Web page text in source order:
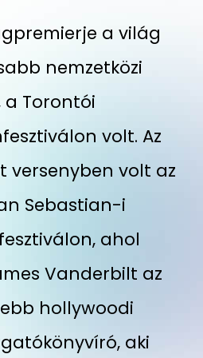
a világ
nemzetközi
Torontói
volt. Az
versenyben volt az
Sebastian-i
ahol
Vanderbilt az
hollywoodi
aki